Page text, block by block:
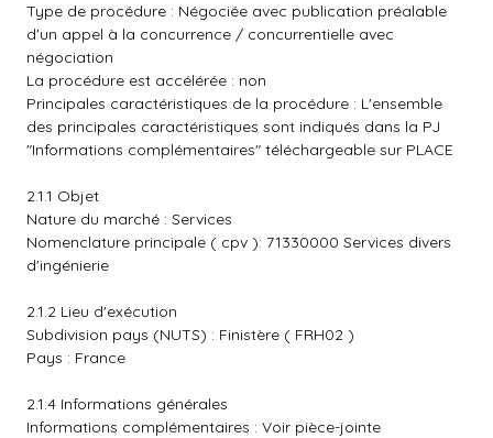
Type de procédure : Négociée avec publication préalable
d'un appel à la concurrence / concurrentielle avec
négociation
La procédure est accélérée : non
Principales caractéristiques de la procédure : L'ensemble
des principales caractéristiques sont indiqués dans la PJ
"Informations complémentaires" téléchargeable sur PLACE
2.1.1 Objet
Nature du marché : Services
Nomenclature principale ( cpv ): 71330000 Services divers
d'ingénierie
2.1.2 Lieu d'exécution
Subdivision pays (NUTS) : Finistère ( FRH02 )
Pays : France
2.1.4 Informations générales
Informations complémentaires : Voir pièce-jointe